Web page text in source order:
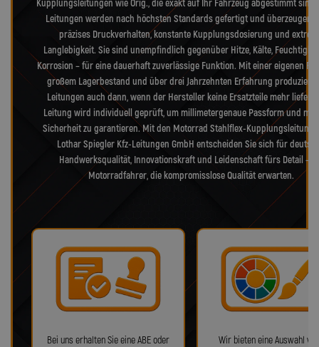
Kupplungsleitungen wie Orig., die exakt auf Ihr Fahrzeug abgestimmt sind.
Leitungen werden nach höchsten Standards gefertigt und überzeugen
präzises Druckverhalten, konstante Kupplungsdosierung und
Langlebigkeit. Sie sind unempfindlich gegenüber Hitze, Kälte,
Korrosion – für eine dauerhaft zuverlässige Funktion. Mit einer eigenen
großem Lagerbestand und über drei Jahrzehnten Erfahrung
Leitungen auch dann, wenn der Hersteller keine Ersatzteile mehr liefert.
Leitung wird individuell geprüft, um millimetergenaue Passform und
Sicherheit zu garantieren. Mit den Motorrad Stahlflex-
Lothar Spiegler Kfz-Leitungen GmbH entscheiden Sie sich für
Handwerksqualität, Innovationskraft und Leidenschaft fürs Detail –
Motorradfahrer, die kompromisslose Qualität erwarten.
Bei uns erhalten Sie eine ABE oder
Wir bieten eine Auswahl